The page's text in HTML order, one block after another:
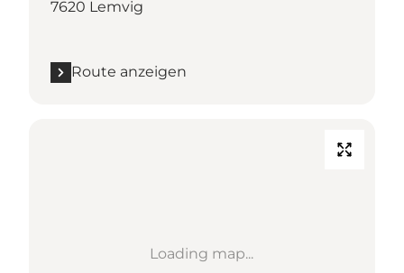
7620 Lemvig
Route anzeigen
Loading map...